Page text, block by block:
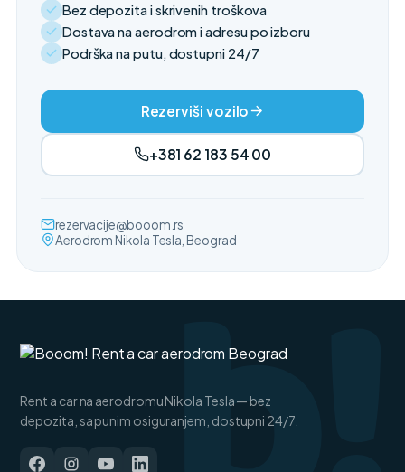
Bez depozita i skrivenih troškova
Dostava na aerodrom i adresu po izboru
Podrška na putu, dostupni 24/7
Rezerviši vozilo
+381 62 183 54 00
rezervacije@booom.rs
Aerodrom Nikola Tesla, Beograd
Rent a car na aerodromu Nikola Tesla — bez
depozita, sa punim osiguranjem, dostupni 24/7.